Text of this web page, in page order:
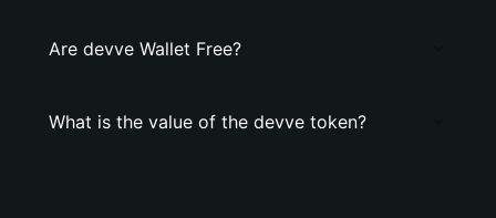
Are devve Wallet Free?
What is the value of the devve token?